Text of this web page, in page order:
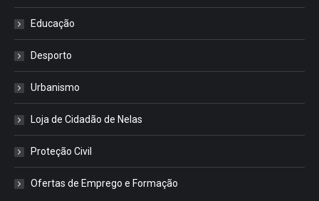
Educação
Desporto
Urbanismo
Loja de Cidadão de Nelas
Proteção Civil
Ofertas de Emprego e Formação